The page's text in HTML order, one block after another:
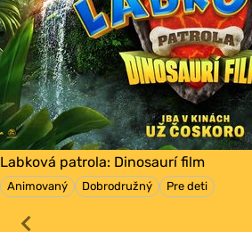
Labková patrola: Dinosaurí film
Animovaný Dobrodružný Pre deti